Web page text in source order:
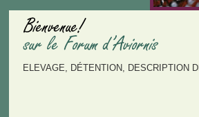
ELEVAGE, DÉTENTION, DESCRIPTION